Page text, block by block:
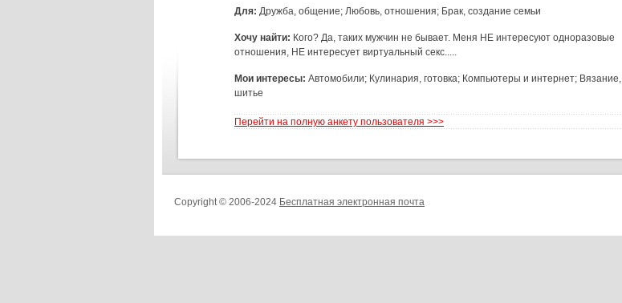
Для: Дружба, общение; Любовь, отношения; Брак, создание семьи
Хочу найти: Кого? Да, таких мужчин не бывает. Меня НЕ интересуют одноразовые
отношения, НЕ интересует виртуальный секс.....
Мои интересы: Автомобили; Кулинария, готовка; Компьютеры и интернет; Вязание,
шитье
Перейти на полную анкету пользователя >>>
Copyright © 2006-2024 Бесплатная электронная почта